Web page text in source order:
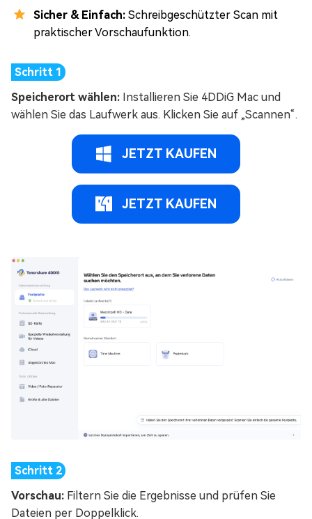
Sicher & Einfach: Schreibgeschützter Scan mit
praktischer Vorschaufunktion.
Speicherort wählen: Installieren Sie 4DDiG Mac und
wählen Sie das Laufwerk aus. Klicken Sie auf „Scannen“.
JETZT KAUFEN
JETZT KAUFEN
Vorschau: Filtern Sie die Ergebnisse und prüfen Sie
Dateien per Doppelklick.